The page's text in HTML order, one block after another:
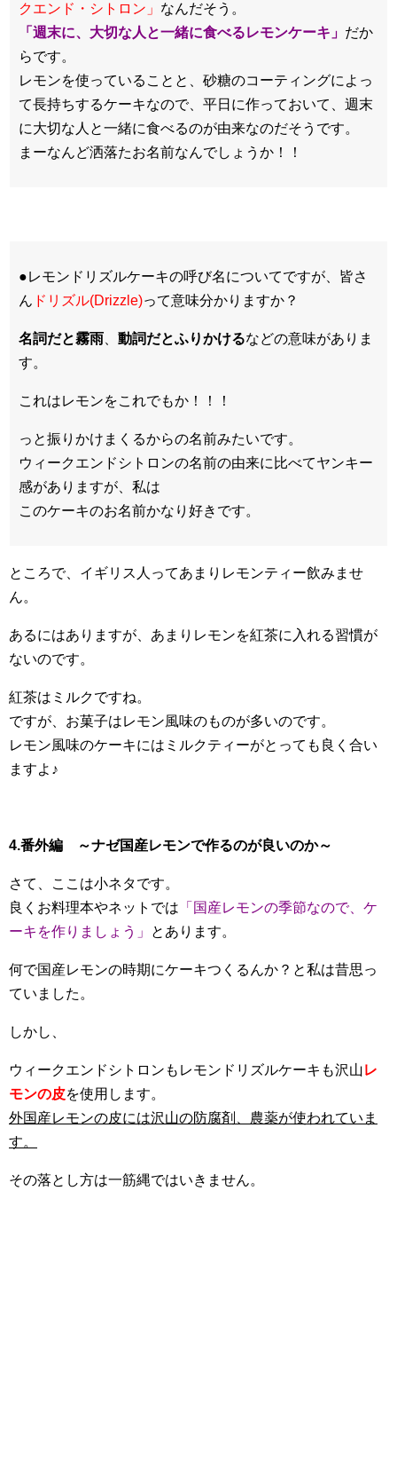
クエンド・シトロン」 なんだそう。
「週末に、大切な人と一緒に食べるレモンケーキ」 だか
らです。
レモンを使っていることと、砂糖のコーティングによっ
て長持ちするケーキなので、平日に作っておいて、週末
に大切な人と一緒に食べるのが由来なのだそうです。
まーなんど洒落たお名前なんでしょうか！！
●レモンドリズルケーキの呼び名についてですが、皆さ
ん ドリズル(Drizzle)って意味分かりますか？
名詞だと霧雨 動詞だとふりかけるなどの意味がありま
す。
これはレモンをこれでもか！！！
っと振りかけまくるからの名前みたいです。
ウィークエンドシトロンの名前の由来に比べてヤンキー
感がありますが、私は
このケーキのお名前かなり好きです。
ところで、イギリス人ってあまりレモンティー飲みませ
ん。
あるにはありますが、あまりレモンを紅茶に入れる習慣が
ないのです。
紅茶はミルクですね。
ですが、お菓子はレモン風味のものが多いのです。
レモン風味のケーキにはミルクティーがとっても良く合い
ますよ♪
4.番外編 ～ナゼ国産レモンで作るのが良いのか～
さて、ここは小ネタです。
良くお料理本やネットでは 「国産レモンの季節なので、ケ
ーキを作りましょう」
とあります。
何で国産レモンの時期にケーキつくるんか？と私は昔思っ
ていました。
しかし、
ウィークエンドシトロンもレモンドリズルケーキも沢山レ
モンの皮を使用します。
外国産レモンの皮には沢山の防腐剤、農薬が使われていま
す。
その落とし方は一筋縄ではいきません。